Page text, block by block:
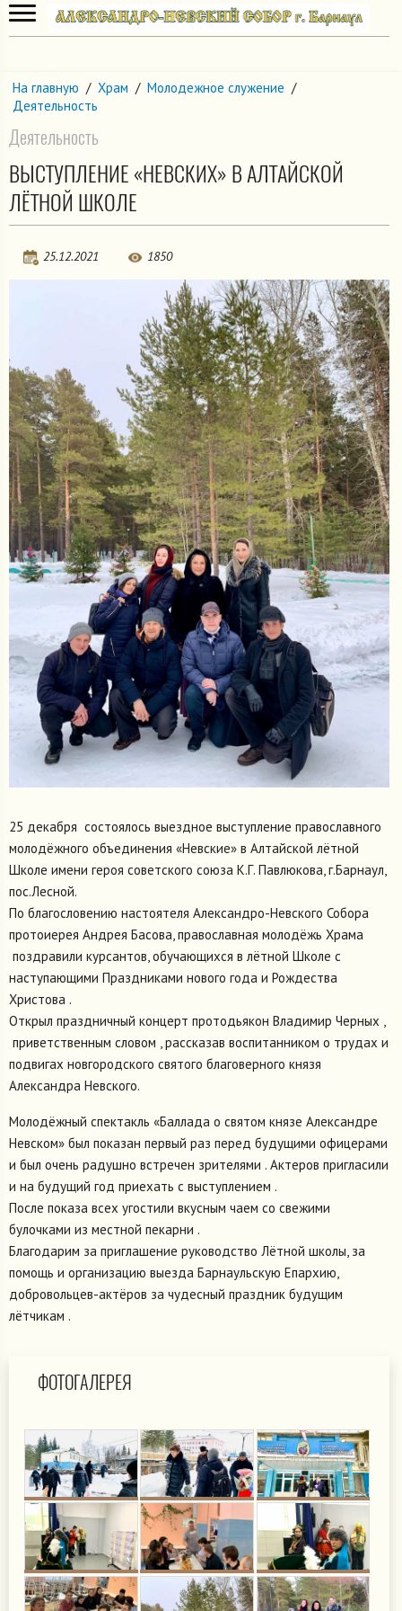
На главную / Храм / Молодежное служение /
Деятельность
Деятельность
ВЫСТУПЛЕНИЕ «НЕВСКИХ» В АЛТАЙСКОЙ
ЛЁТНОЙ ШКОЛЕ
25.12.2021 1850
25 декабря состоялось выездное выступление православного
молодёжного объединения «Невские» в Алтайской лётной
Школе имени героя советского союза К.Г. Павлюкова, г.Барнаул,
пос.Лесной.
По благословению настоятеля Александро-Невского Собора
протоиерея Андрея Басова, православная молодёжь Храма
поздравили курсантов, обучающихся в лётной Школе с
наступающими Праздниками нового года и Рождества
Христова .
Открыл праздничный концерт протодьякон Владимир Черных ,
приветственным словом , рассказав воспитанником о трудах и
подвигах новгородского святого благоверного князя
Александра Невского.
Молодёжный спектакль «Баллада о святом князе Александре
Невском» был показан первый раз перед будущими офицерами
и был очень радушно встречен зрителями . Актеров пригласили
и на будущий год приехать с выступлением .
После показа всех угостили вкусным чаем со свежими
булочками из местной пекарни .
Благодарим за приглашение руководство Лётной школы, за
помощь и организацию выезда Барнаульскую Епархию,
добровольцев-актёров за чудесный праздник будущим
лётчикам .
ФОТОГАЛЕРЕЯ